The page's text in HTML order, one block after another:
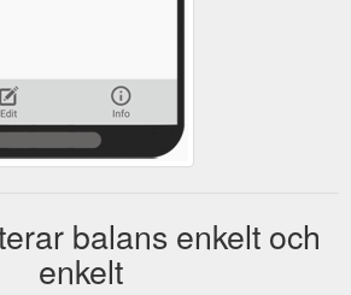
balans enkelt och
enkelt